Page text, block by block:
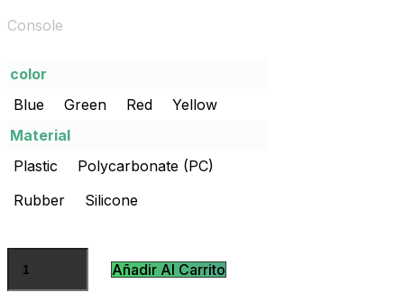
Console
color
Blue
Green Red
Yellow
Material
Plastic
Polycarbonate (PC)
Rubber
Silicone
Añadir Al Carrito